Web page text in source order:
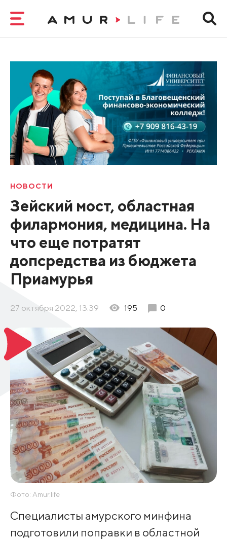
НОВОСТИ
Зейский мост, областная
филармония, медицина. На
что еще потратят
допсредства из бюджета
Приамурья
27 октября 2022, 13:39 195 0
Фото: Amur.life
Специалисты амурского минфина
подготовили поправки в областной